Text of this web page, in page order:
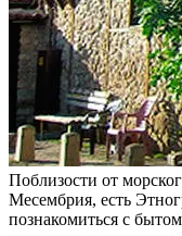
Поблизости от
Месембрия, есть
познакомиться с